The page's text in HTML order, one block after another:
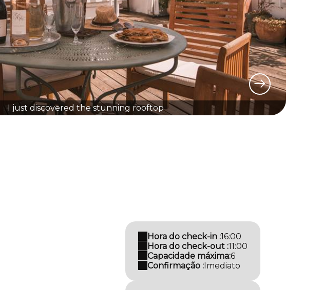
I just discovered the stunning rooftop
Hora do check-in :16:00
Hora do check-out :11:00
Capacidade máxima:6
Confirmação :Imediato